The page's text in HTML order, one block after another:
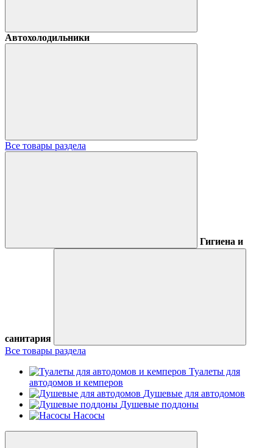
Автохолодильники
Все товары раздела
Гигиена и
санитария
Все товары раздела
Туалеты для
автодомов и кемперов
Душевые для автодомов
Душевые поддоны
Насосы